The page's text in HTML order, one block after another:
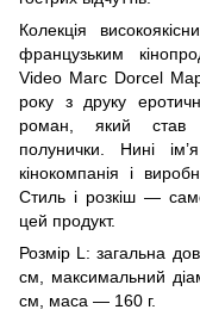
Колекція
французьким
Video Marc Dorcel
року з друку
роман, який став
полунички. Нині
кінокомпанія і
Стиль і розкіш —
цей продукт.
Розмір L: загальна
см, максимальний
см, маса — 160 г.